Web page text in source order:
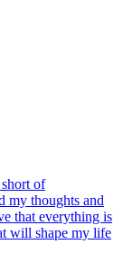
of
my thoughts and
that everything is
will shape my life